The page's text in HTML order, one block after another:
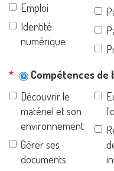
Emploi
Identité
numérique
Compétences de
Découvrir le
matériel et son
environnement
Gérer ses
documents